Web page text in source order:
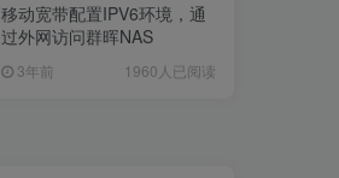
移动宽带配置IPV6环境，通
过外网访问群晖NAS
3年前 1960人已阅读